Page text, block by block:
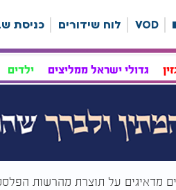
VOD לוח שידורים כניסת
גדולי ישראל ממליצים ילדים
מדאיגים על תוצרת מהרשות